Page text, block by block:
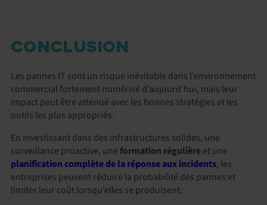
CONCLUSION
Les pannes IT sont un risque inévitable dans l’environnement
commercial fortement numérisé d’aujourd’hui, mais leur
impact peut être atténué avec les bonnes stratégies et les
outils les plus appropriés.
En investissant dans des infrastructures solides, une
surveillance proactive, uneformation régulièreet une
planification complètede la réponse aux incidents, les
entreprises peuvent réduire la probabilité des pannes et
limiter leur coût lorsqu’elles se produisent.